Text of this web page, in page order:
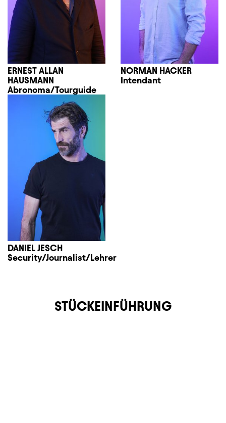
ERNEST ALLAN
HAUSMANN
Abronoma/Tourguide
NORMAN HACKER
Intendant
DANIEL JESCH
Security/Journalist/Lehrer
STÜCKEINFÜHRUNG